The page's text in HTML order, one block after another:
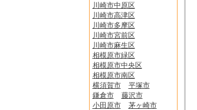
川崎市中原区
川崎市高津区
川崎市多摩区
川崎市宮前区
川崎市麻生区
相模原市緑区
相模原市中央区
相模原市南区
横須賀市
平塚市
鎌倉市
藤沢市
小田原市
茅ヶ崎市